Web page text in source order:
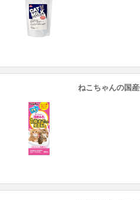
ねこちゃんの国